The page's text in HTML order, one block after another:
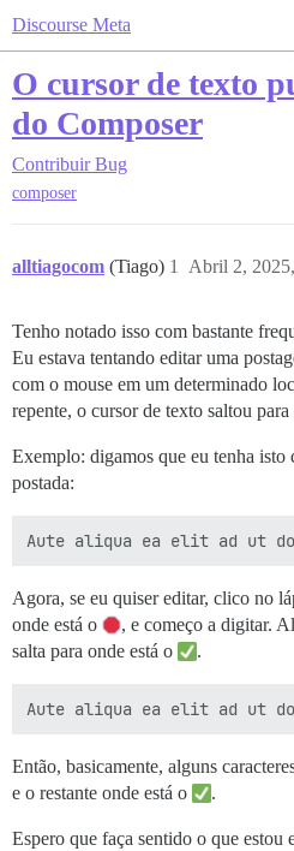
Discourse Meta
O cursor de texto
do Composer
Contribuir Bug
composer
alltiagocom (Tiago) Abril 2,
1
Tenho notado isso com bastante
Eu estava tentando editar uma
com o mouse em um determinado
repente, o cursor de texto saltou
Exemplo: digamos que eu tenha isto
postada:
Agora, se eu quiser editar, clico no
onde está o
, e começo a digitar.
salta para onde está o
.
Então, basicamente, alguns
e o restante onde está o
.
Espero que faça sentido o que estou